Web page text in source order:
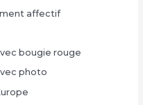
affectif
bougie rouge
photo